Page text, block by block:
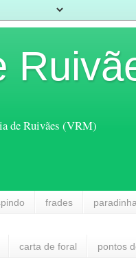
de Ruivães (VRM)
frades
carta de foral pontos